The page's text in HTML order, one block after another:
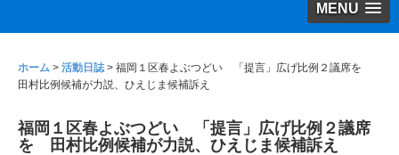
MENU
ホーム > 活動日誌> 福岡１区春よぶつどい 「提言」広げ比例２議席を
田村比例候補が力説、ひえじま候補訴え
福岡１区春よぶつどい 「提言」広げ比例２議席
を 田村比例候補が力説、ひえじま候補訴え